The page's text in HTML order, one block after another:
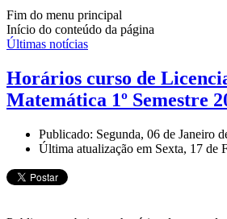
Fim do menu principal
Início do conteúdo da página
Últimas notícias
Horários curso de
Matemática 1º Semestre
Publicado: Segunda, 06 de Janeiro
Última atualização em Sexta, 17 de